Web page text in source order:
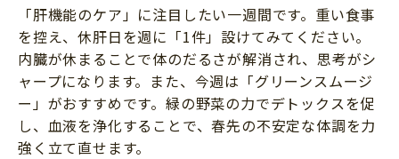
「肝機能のケア」に注目したい一週間です。重い食事
を控え、休肝日を週に「1件」設けてみてください。
内臓が休まることで体のだるさが解消され、思考がシ
ャープになります。また、今週は「グリーンスムージ
ー」がおすすめです。緑の野菜の力でデトックスを促
し、血液を浄化することで、春先の不安定な体調を力
強く立て直せます。